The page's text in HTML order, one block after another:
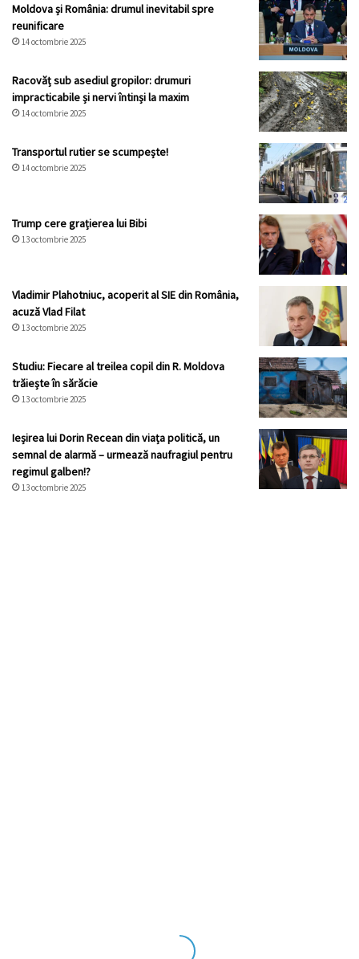
Moldova și România: drumul inevitabil spre
reunificare
14 octombrie 2025
Racovăț sub asediul gropilor: drumuri
impracticabile și nervi întinși la maxim
14 octombrie 2025
Transportul rutier se scumpește!
14 octombrie 2025
Trump cere grațierea lui Bibi
13 octombrie 2025
Vladimir Plahotniuc, acoperit al SIE din România,
acuză Vlad Filat
13 octombrie 2025
Studiu: Fiecare al treilea copil din R. Moldova
trăiește în sărăcie
13 octombrie 2025
Ieșirea lui Dorin Recean din viața politică, un
semnal de alarmă – urmează naufragiul pentru
regimul galben!?
13 octombrie 2025